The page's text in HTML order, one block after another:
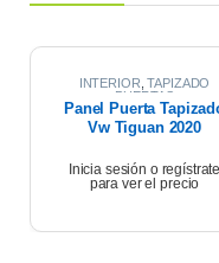
INTERIOR ,TAPIZADO
PUERTAS
Panel Puerta
Vw Tiguan 2020
Inicia sesión o regístrate
para ver el precio